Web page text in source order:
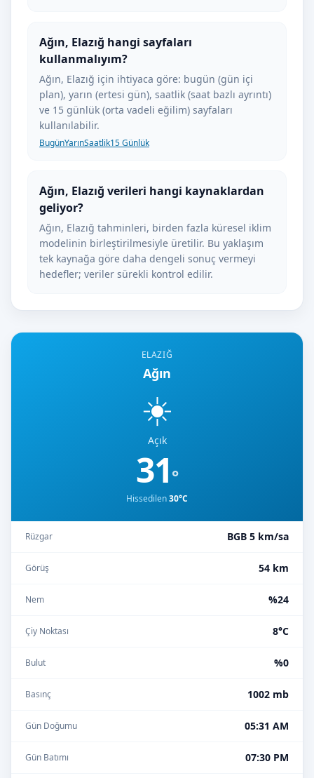
ELAZIĞ
Ağın
☀️
Açık
31°
Hissedilen30°C
Rüzgar BGB 5 km/sa
Görüş 54 km
Nem %24
Çiy Noktası 8°C
Bulut %0
Basınç 1002 mb
Gün Doğumu 05:31 AM
Gün Batımı 07:30 PM
Ağın, Elazığ hangi sayfaları
kullanmalıyım?
Ağın, Elazığ için ihtiyaca göre: bugün (gün içi
plan), yarın (ertesi gün), saatlik (saat bazlı ayrıntı)
ve 15 günlük (orta vadeli eğilim) sayfaları
kullanılabilir.
BugünYarınSaatlik15 Günlük
Ağın, Elazığ verileri hangi kaynaklardan
geliyor?
Ağın, Elazığ tahminleri, birden fazla küresel iklim
modelinin birleştirilmesiyle üretilir. Bu yaklaşım
tek kaynağa göre daha dengeli sonuç vermeyi
hedefler; veriler sürekli kontrol edilir.